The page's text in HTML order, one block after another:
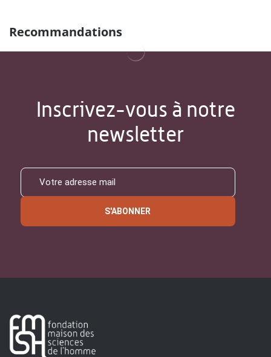
Recommandations
Inscrivez-vous à notre
newsletter
S'ABONNER